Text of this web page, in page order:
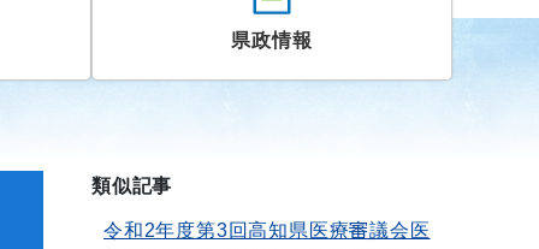
県政情報
類似記事
令和2年度第3回高知県医療審議会医